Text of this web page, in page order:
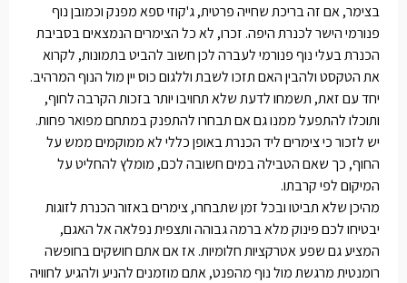
בצימר, אם זה בריכת שחייה פרטית, ג'קוזי ספא מפנק וכמובן נוף
פנורמי הישר לכנרת היפה. זכרו, לא כל הצימרים הנמצאים בסביבת
הכנרת בעלי נוף פנורמי לעברה לכן חשוב להביט בתמונות, לקרוא
את הטקסט ולהבין האם תזכו לשבת וללגום כוס יין מול הנוף המרהיב.
יחד עם זאת, תשמחו לדעת שלא תחויבו יותר בזכות הקרבה לחוף,
ותוכלו להתפעל ממנו גם אם תבחרו להתפנק במתחם מפואר פחות.
יש לזכור כי צימרים ליד הכנרת באופן כללי לא ממוקמים ממש על
החוף, כך שאם הטבילה במים חשובה לכם, מומלץ להחליט על
המיקום לפי קרבתו.
מהיכן שלא תביטו ובכל זמן שתבחרו, צימרים באזור הכנרת לזוגות
יבטיחו לכם פינוק מלא ברמה גבוהה ותצפית נפלאה אל האגם,
המציע גם שפע אטרקציות חלומיות. אז אם אתם חושקים בחופשה
רומנטית מרגשת מול נוף מהפנט, אתם מוזמנים להניע ולהגיע לחוויה